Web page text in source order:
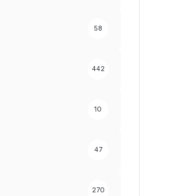
58
442
10
47
270